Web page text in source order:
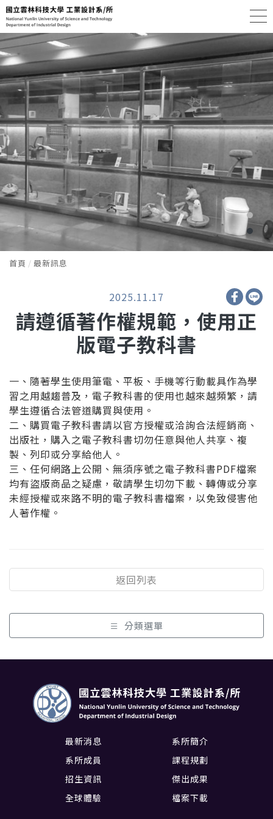
首頁 最新訊息
分類選單
2025.11.17
請遵循著作權規範，使用正
版電子教科書
一、隨著學生使用筆電、平板、手機等行動載具作為學
習之用越趨普及，電子教科書的使用也越來越頻繁，請
學生遵循合法管道購買與使用。
二、購買電子教科書請以官方授權或洽詢合法經銷商、
出版社，購入之電子教科書切勿任意與他人共享、複
製、列印或分享給他人。
三、任何網路上公開、無須序號之電子教科書PDF檔案
均有盜版商品之疑慮，敬請學生切勿下載、轉傳或分享
未經授權或來路不明的電子教科書檔案，以免致侵害他
人著作權。
返回列表
最新消息
系所簡介
系所成員
課程規劃
招生資訊
傑出成果
全球體驗
檔案下載